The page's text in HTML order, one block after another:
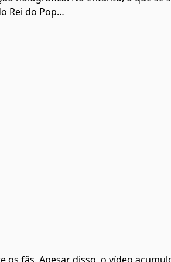
Rei do Pop…